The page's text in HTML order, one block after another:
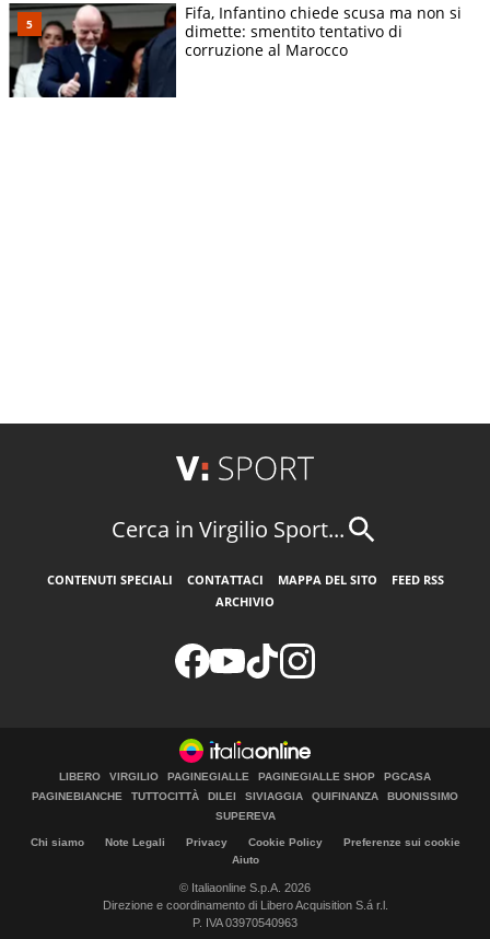
Fifa, Infantino chiede scusa ma non si
dimette: smentito tentativo di
corruzione al Marocco
Cerca in Virgilio Sport...
CONTENUTI SPECIALI CONTATTACI MAPPA DEL SITO
FEED RSS
ARCHIVIO
LIBERO VIRGILIO PAGINEGIALLE PAGINEGIALLE SHOP
PGCASA
PAGINEBIANCHE
TUTTOCITTÀ DILEI SIVIAGGIA QUIFINANZA
BUONISSIMO
SUPEREVA
Chi siamo Note Legali Privacy Cookie Policy
Preferenze sui cookie
Aiuto
© Italiaonline S.p.A. 2026
Direzione e coordinamento di Libero Acquisition S.á r.l.
P. IVA 03970540963